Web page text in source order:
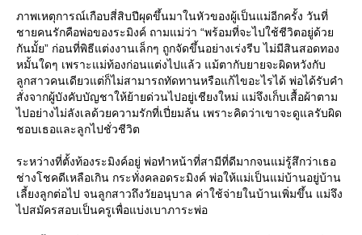
ภาพเหตุการณ์เกือบสี่สิบปีผุดขึ้นมาในหัวของผู้เป็นแม่อีกครั้ง วันที่
ชายคนรักคือพ่อของระมิงค์ ถามแม่ว่า “พร้อมที่จะไปใช้ชีวิตอยู่ด้ว
กันมั้ย” ก่อนที่พิธีแต่งงานเล็กๆ ถูกจัดขึ้นอย่างเร่งรีบ ไม่มีสินสอดทอง
หมั้นใดๆ เพราะแม่ท้องก่อนแต่งไปแล้ว แม้ตากับยายจะผิดหวังกับ
ลูกสาวคนเดียวแต่ก็ไม่สามารถทัดทานหรือแก้ไขอะไรได้ พ่อได้รับคำ
สั่งจากผู้บังคับบัญชาให้ย้ายด่วนไปอยู่เชียงใหม่ แม่จึงเก็บเสื้อผ้าตาม
ไปอย่างไม่ลังเลด้วยความรักที่เปี่ยมล้น เพราะคิดว่าเขาจะดูแลรับผิด
ชอบเธอและลูกไปชั่วชีวิต
ระหว่างที่ตั้งท้องระมิงค์อยู่ พ่อทำหน้าที่สามีที่ดีมากจนแม่รู้สึกว่าเธอ
ช่างโชคดีเหลือเกิน กระทั่งคลอดระมิงค์ พ่อให้แม่เป็นแม่บ้านอยู่บ้าน
เลี้ยงลูกต่อไป จนลูกสาวถึงวัยอนุบาล ค่าใช้จ่ายในบ้านเพิ่มขึ้น แม่จึง
ไปสมัครสอบเป็นครูเพื่อแบ่งเบาภาระพ่อ